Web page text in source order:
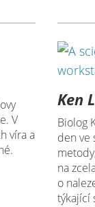
V
víra a
Ken
Biolog
den ve
na
o
týkající